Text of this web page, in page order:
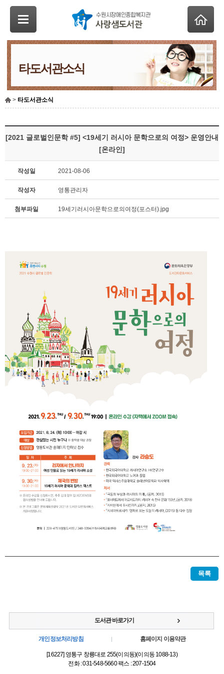
> 타도서관소식
타도서관소식
[2021 글로벌인문학 #5] <19세기 러시아 문학으로의 여정> 운영안내
[온라인]
작성일 2021-08-06
작성자 영통관리자
첨부파일 19세기러시아문학으로의여정(포스터).jpg
목록
개인정보처리방침 홈페이지 이용약관
[16227] 영통구 창룡대로 255(이의동)(이의동 1088-13)
전화 : 031-548-5660 팩스 : 207-1504
도서관 바로가기